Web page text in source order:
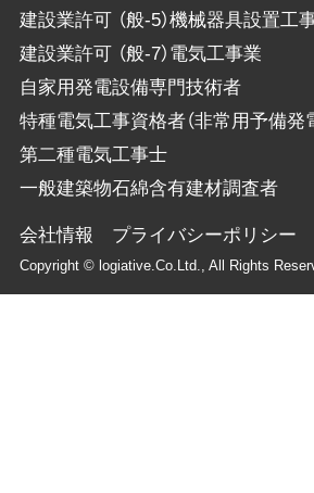
建設業許可 （般-5）機械器具設置工
建設業許可 （般-7）電気工事業
自家用発電設備専門技術者
特種電気工事資格者（非常用予備発
第二種電気工事士
一般建築物石綿含有建材調査者
会社情報 プライバシーポリシー
Copyright © logiative.Co.Ltd., All Rights